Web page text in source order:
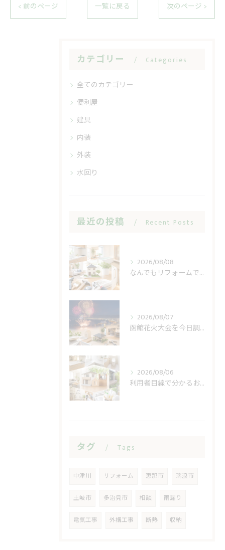
< 前のページ 一覧に戻る 次のページ >
カテゴリー Categories
全てのカテゴリー
便利屋
建具
内装
外装
水回り
最近の投稿 Recent Posts
2026/08/08
なんでもリフォームで小修繕の費用不安を軽く
2026/08/07
函館花火大会を今日調べる前に見る開催日と順延
2026/08/06
利用者目線で分かるおうち工房たぐちの安心感
タグ Tags
中津川 リフォーム 恵那市 瑞浪市
土岐市 多治見市 相談 雨漏り
電気工事 外構工事 断熱 収納